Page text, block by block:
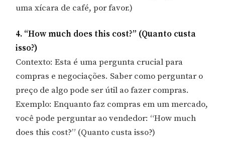
uma xícara de café, por favor.)
4. “How much does this cost?” (Quanto custa
isso?)
Contexto: Esta é uma pergunta crucial para
compras e negociações. Saber como perguntar o
preço de algo pode ser útil ao fazer compras.
Exemplo: Enquanto faz compras em um mercado,
você pode perguntar ao vendedor: “How much
does this cost?” (Quanto custa isso?)